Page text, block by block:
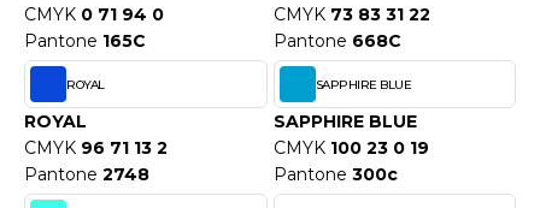
LEWIS
ATHLETIC®
ATHLETIC® COLLECTION
CMYK 0 71 94 0
Pantone 165C
CMYK 73 83 31 22
Pantone 668C
ROYAL
ROYAL
CMYK 96 71 13 2
Pantone 2748
SAPPHIRE BLUE
SAPPHIRE BLUE
CMYK 100 23 0 19
Pantone 300c